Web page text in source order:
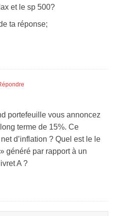
et le sp 500?
ta réponse;
portefeuille vous annoncez
terme de 15%. Ce
d’inflation ? Quel est le le
généré par rapport à un
A ?